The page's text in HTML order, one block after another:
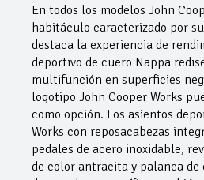
En todos los modelos John
habitáculo caracterizado por
destaca la experiencia de
deportivo de cuero Nappa
multifunción en superficies
logotipo John Cooper Works
como opción. Los asientos
Works con reposacabezas
pedales de acero inoxidable,
de color antracita y palanca de